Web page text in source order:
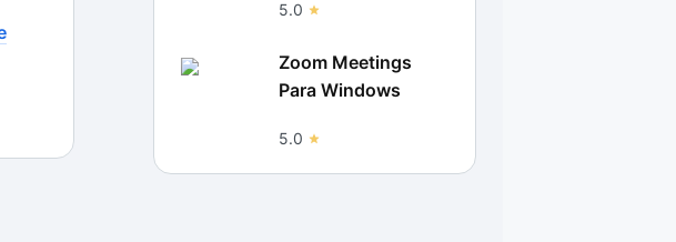
5.0
Zoom Meetings
Para Windows
5.0